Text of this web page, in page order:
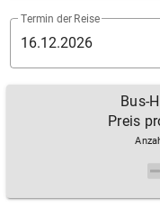
Termin der Reise
16.12.2026
Bus-
Preis